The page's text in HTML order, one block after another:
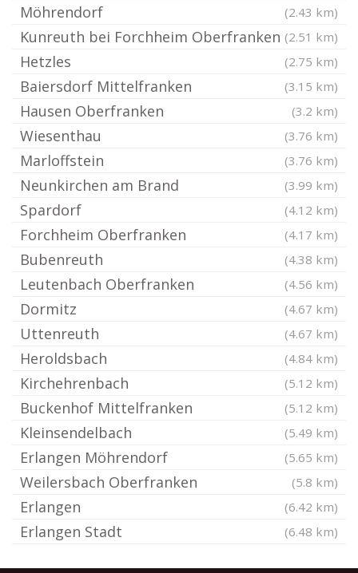
Möhrendorf (2.43 km)
Kunreuth bei Forchheim Oberfranken (2.51 km)
Hetzles (2.75 km)
Baiersdorf Mittelfranken (3.15 km)
Hausen Oberfranken (3.2 km)
Wiesenthau (3.76 km)
Marloffstein (3.76 km)
Neunkirchen am Brand (3.99 km)
Spardorf (4.12 km)
Forchheim Oberfranken (4.17 km)
Bubenreuth (4.38 km)
Leutenbach Oberfranken (4.56 km)
Dormitz (4.67 km)
Uttenreuth (4.67 km)
Heroldsbach (4.84 km)
Kirchehrenbach (5.12 km)
Buckenhof Mittelfranken (5.12 km)
Kleinsendelbach (5.49 km)
Erlangen Möhrendorf (5.65 km)
Weilersbach Oberfranken (5.8 km)
Erlangen (6.42 km)
Erlangen Stadt (6.48 km)